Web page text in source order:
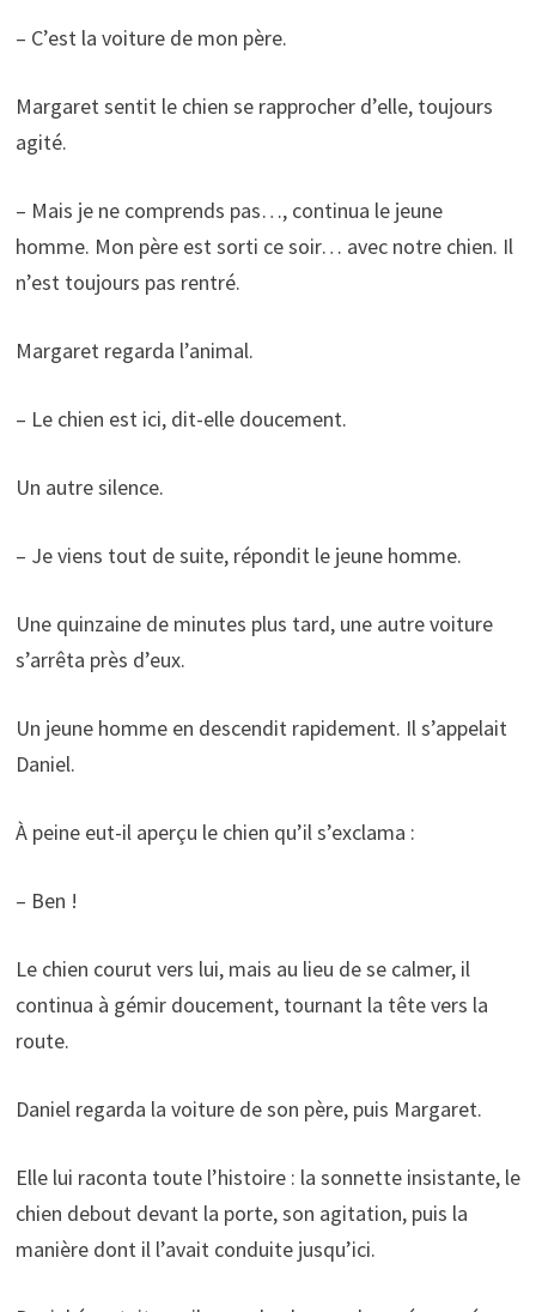
– C’est la voiture de mon père.
Margaret sentit le chien se rapprocher d’elle, toujours
agité.
– Mais je ne comprends pas…, continua le jeune
homme. Mon père est sorti ce soir… avec notre chien. Il
n’est toujours pas rentré.
Margaret regarda l’animal.
– Le chien est ici, dit-elle doucement.
Un autre silence.
– Je viens tout de suite, répondit le jeune homme.
Une quinzaine de minutes plus tard, une autre voiture
s’arrêta près d’eux.
Un jeune homme en descendit rapidement. Il s’appelait
Daniel.
À peine eut-il aperçu le chien qu’il s’exclama :
– Ben !
Le chien courut vers lui, mais au lieu de se calmer, il
continua à gémir doucement, tournant la tête vers la
route.
Daniel regarda la voiture de son père, puis Margaret.
Elle lui raconta toute l’histoire : la sonnette insistante, le
chien debout devant la porte, son agitation, puis la
manière dont il l’avait conduite jusqu’ici.